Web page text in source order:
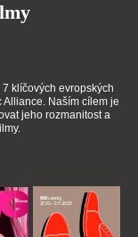
klíčových evropských
Naším cílem je
jeho rozmanitost a